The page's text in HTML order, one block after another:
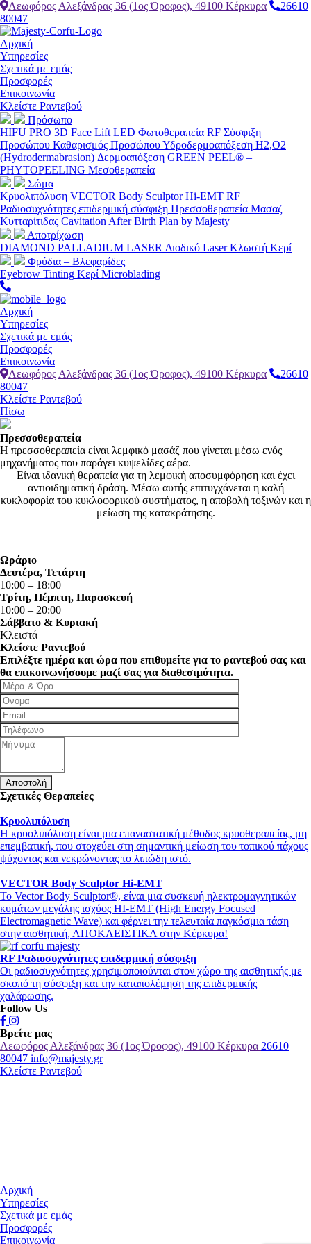
Λεωφόρος Αλεξάνδρας 36 (1ος Όροφος), 49100 Κέρκυρα
26610
80047
Αρχική
Υπηρεσίες
Σχετικά με εμάς
Προσφορές
Επικοινωνία
Κλείστε Ραντεβού
Πρόσωπο
HIFU PRO 3D Face Lift LED Φωτοθεραπεία RF Σύσφιξη
Προσώπου Καθαρισμός ΠροσώπουΥδροδερμοαπόξεση H2,O2
(Hydrodermabrasion) Δερμοαπόξεση GREEN PEEL® –
PHYTOPEELING Μεσοθεραπεία
Σώμα
Κρυολιπόλυση VECTOR Body Sculptor Hi-EMT RF
Ραδιοσυχνότητες επιδερμική σύσφιξη Πρεσσοθεραπεία Μασαζ
Κυτταρίτιδας Cavitation After Birth Plan by Majesty
Αποτρίχωση
DIAMOND PALLADIUM LASER Διοδικό Laser Κλωστή Κερί
Φρύδια – Βλεφαρίδες
Eyebrow Tinting Κερί Microblading
Αρχική
Υπηρεσίες
Σχετικά με εμάς
Προσφορές
Επικοινωνία
Λεωφόρος Αλεξάνδρας 36 (1ος Όροφος), 49100 Κέρκυρα
26610
80047
Κλείστε Ραντεβού
Πίσω
Πρεσσοθεραπεία
Η πρεσσοθεραπεία είναι λεμφικό μασάζ που γίνεται μέσω ενός
μηχανήματος που παράγει κυψελίδες αέρα.
Είναι ιδανική θεραπεία για τη λεμφική αποσυμφόρηση και έχει
αντιοιδηματική δράση. Μέσω αυτής επιτυγχάνεται η καλή
κυκλοφορία του κυκλοφορικού συστήματος, η αποβολή τοξινών και η
μείωση της κατακράτησης.
Ωράριο
Δευτέρα, Τετάρτη
10:00 – 18:00
Τρίτη, Πέμπτη, Παρασκευή
10:00 – 20:00
Σάββατο & Κυριακή
Κλειστά
Κλείστε Ραντεβού
Επιλέξτε ημέρα και ώρα που επιθυμείτε για το ραντεβού σας και
θα επικοινωνήσουμε μαζί σας για διαθεσιμότητα.
Σχετικές Θεραπείες
Κρυολιπόλυση
Η κρυολιπόλυση είναι μια επαναστατική μέθοδος κρυοθεραπείας, μη
επεμβατική, που στοχεύει στη σημαντική μείωση του τοπικού πάχους
ψύχοντας και νεκρώνοντας το λιπώδη ιστό.
VECTOR Body Sculptor Hi-EMT
Το Vector Body Sculptor®, είναι μια συσκευή ηλεκτρομαγνητικών
κυμάτων μεγάλης ισχύος ΗΙ-ΕΜΤ (High Energy Focused
Electromagnetic Wave) και φέρνει την τελευταία παγκόσμια τάση
στην αισθητική, ΑΠΟΚΛΕΙΣΤΙΚΑ στην Κέρκυρα!
RF Ραδιοσυχνότητες επιδερμική σύσφιξη
Οι ραδιοσυχνότητες χρησιμοποιούνται στον χώρο της αισθητικής με
σκοπό τη σύσφιξη και την καταπολέμηση της επιδερμικής
χαλάρωσης.
Follow Us
Βρείτε μας
Λεωφόρος Αλεξάνδρας 36 (1ος Όροφος), 49100 Κέρκυρα 26610
80047 info@majesty.gr
Κλείστε Ραντεβού
Αρχική
Υπηρεσίες
Σχετικά με εμάς
Προσφορές
Επικοινωνία